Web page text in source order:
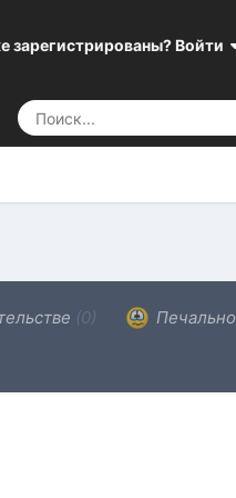
зарегистрированы? Войти
(0) Печально